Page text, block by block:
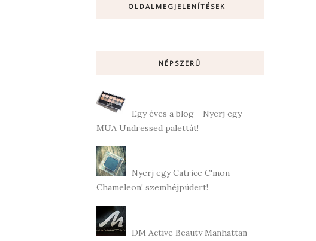
OLDALMEGJELENÍTÉSEK
NÉPSZERŰ
Egy éves a blog - Nyerj egy
MUA Undressed palettát!
Nyerj egy Catrice C'mon
Chameleon! szemhéjpúdert!
DM Active Beauty Manhattan